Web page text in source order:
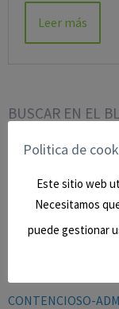
Leer más
BUSCAR EN EL
CATEGORÍAS
CONTENCIOSO-
Politica de
Este sitio web
Necesitamos
puede gestionar